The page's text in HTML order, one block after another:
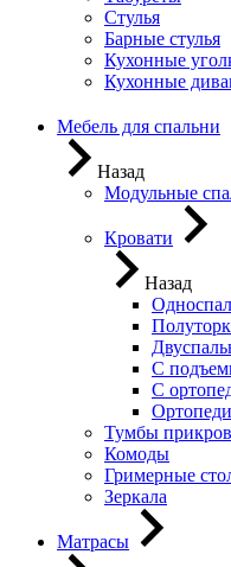
Стулья
Барные стулья
Кухонные
Кухонные
Мебель для спальни
Назад
Модульные
Кровати
Назад
С
С
Тумбы
Комоды
Гримерные
Зеркала
Матрасы